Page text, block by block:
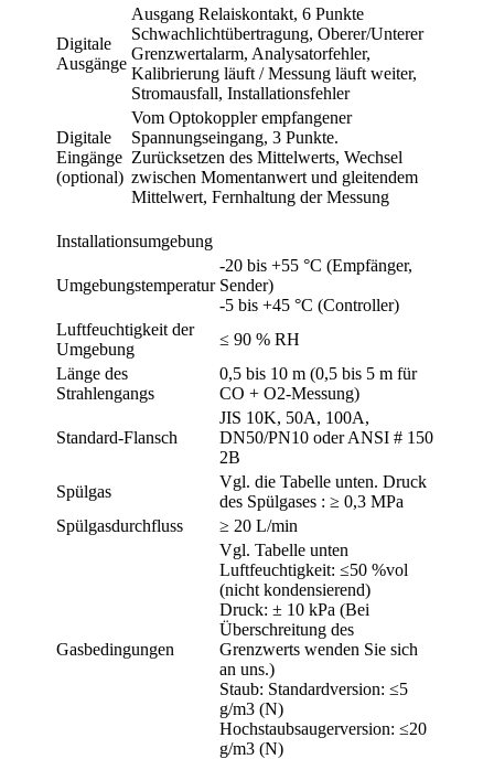
Digitale
Ausgänge
Ausgang Relaiskontakt, 6 Punkte
Schwachlichtübertragung, Oberer/Unterer
Grenzwertalarm, Analysatorfehler,
Kalibrierung läuft / Messung läuft weiter,
Stromausfall, Installationsfehler
Digitale
Eingänge
(optional)
Vom Optokoppler empfangener
Spannungseingang, 3 Punkte.
Zurücksetzen des Mittelwerts, Wechsel
zwischen Momentanwert und gleitendem
Mittelwert, Fernhaltung der Messung
Installationsumgebung
Umgebungstemperatur
-20 bis +55 °C (Empfänger,
Sender)
-5 bis +45 °C (Controller)
Luftfeuchtigkeit der
Umgebung
≤ 90 % RH
Länge des
Strahlengangs
0,5 bis 10 m (0,5 bis 5 m für
CO + O2-Messung)
Standard-Flansch
JIS 10K, 50A, 100A,
DN50/PN10 oder ANSI # 150
2B
Spülgas
Vgl. die Tabelle unten. Druck
des Spülgases : ≥ 0,3 MPa
Spülgasdurchfluss
≥ 20 L/min
Gasbedingungen
Vgl. Tabelle unten
Luftfeuchtigkeit: ≤50 %vol
(nicht kondensierend)
Druck: ± 10 kPa (Bei
Überschreitung des
Grenzwerts wenden Sie sich
an uns.)
Staub: Standardversion: ≤5
g/m3 (N)
Hochstaubsaugerversion: ≤20
g/m3 (N)